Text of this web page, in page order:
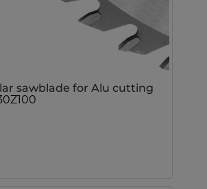
sawblade for Alu cutting